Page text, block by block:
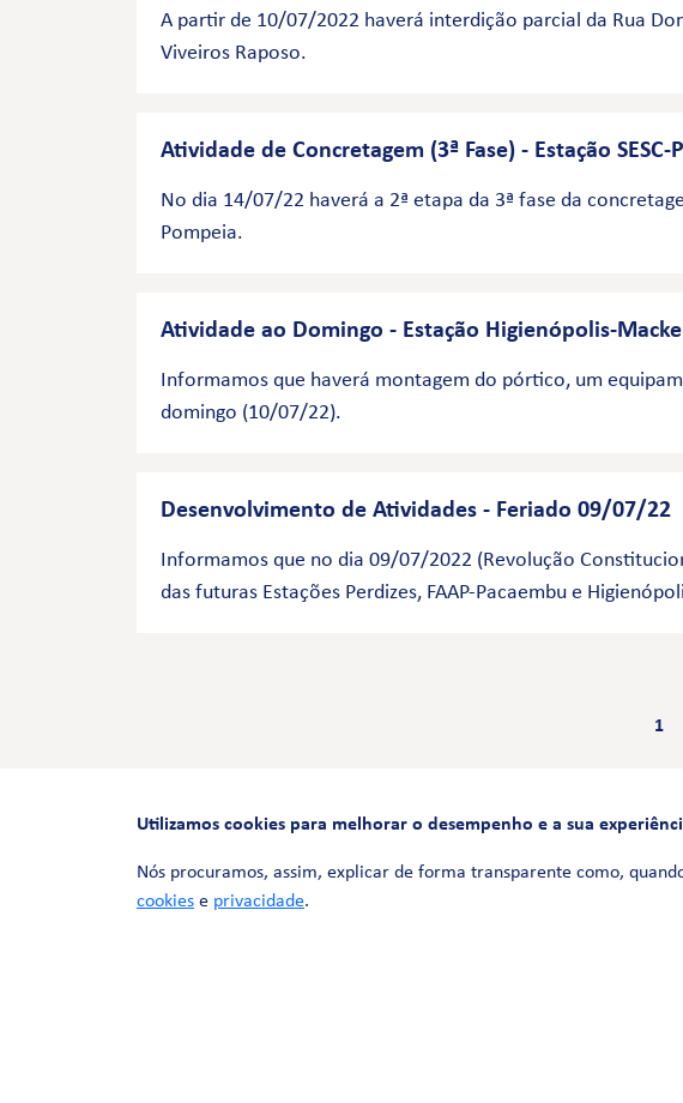
A partir de 10/07/2022 haverá interdição parcial da Rua
Viveiros Raposo.
Atividade de Concretagem (3ª Fase) - Estação SESC-
No dia 14/07/22 haverá a 2ª etapa da 3ª fase da
Pompeia.
Atividade ao Domingo - Estação Higienópolis-
Informamos que haverá montagem do pórtico, um
domingo (10/07/22).
Desenvolvimento de Atividades - Feriado 09/07/22
Informamos que no dia 09/07/2022 (Revolução
das futuras Estações Perdizes, FAAP-Pacaembu e
1
Utilizamos cookies para melhorar o desempenho e a sua
Nós procuramos, assim, explicar de forma transparente como,
cookies e privacidade.